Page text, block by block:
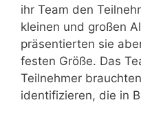
ihr Team den
kleinen und großen
präsentierten sie
festen Größe. Das
Teilnehmer
identifizieren, die in